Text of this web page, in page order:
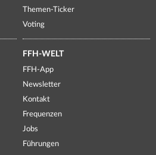
Themen-Ticker
Voting
FFH-WELT
FFH-App
Newsletter
Kontakt
Frequenzen
Jobs
Führungen